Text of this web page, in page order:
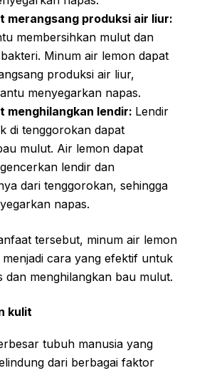
merangsang produksi air liur:
membersihkan mulut dan
Minum air lemon dapat
produksi air liur,
menyegarkan napas.
menghilangkan lendir: Lendir
di tenggorokan dapat
mulut. Air lemon dapat
lendir dan
dari tenggorokan, sehingga
napas.
tersebut, minum air lemon
cara yang efektif untuk
dan menghilangkan bau mulut.
kulit
tubuh manusia yang
dari berbagai faktor